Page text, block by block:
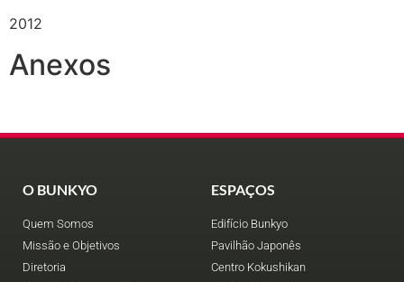
2012
Anexos
O BUNKYO
Quem Somos
Missão e Objetivos
Diretoria
ESPAÇOS
Edifício Bunkyo
Pavilhão Japonês
Centro Kokushikan